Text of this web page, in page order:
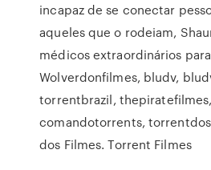
incapaz de se conectar
aqueles que o rodeiam,
médicos extraordinários
Wolverdonfilmes, bludv,
torrentbrazil,
comandotorrents,
dos Filmes. Torrent Filmes